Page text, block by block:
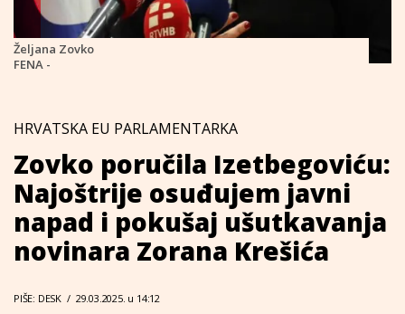
Željana Zovko
FENA -
HRVATSKA EU PARLAMENTARKA
Zovko poručila Izetbegoviću:
Najoštrije osuđujem javni
napad i pokušaj ušutkavanja
novinara Zorana Krešića
PIŠE: DESK / 29.03.2025. u 14:12